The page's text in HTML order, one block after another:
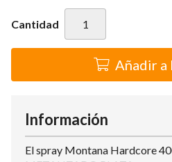
Cantidad
Añadir a
Información
El spray Montana Hardcore